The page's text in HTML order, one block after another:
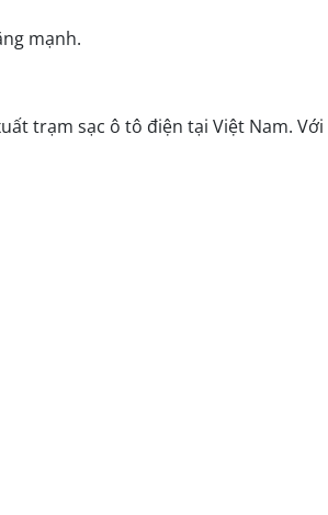
mạnh.
trạm sạc ô tô điện tại Việt Nam. Với